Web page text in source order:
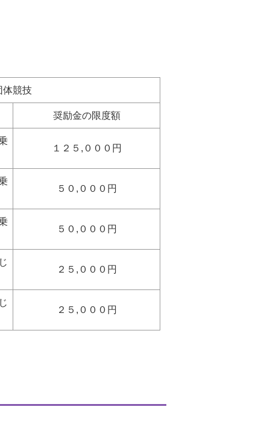
体競技
奨励金の限度額
１２５,０００円
５０,０００円
５０,０００円
２５,０００円
２５,０００円